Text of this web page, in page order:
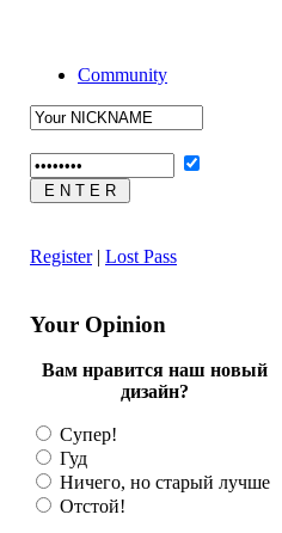
Community
Register| Lost Pass
Your Opinion
Вам нравится наш новый
дизайн?
Супер!
Гуд
Ничего, но старый лучше
Отстой!